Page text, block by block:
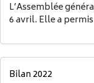
L’Assemblée
6 avril. Elle a
Bilan 2022